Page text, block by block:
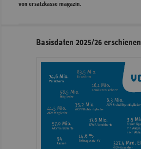
von ersatzkasse magazin.
Seitennavigation
Seitenleiste
Informationen
Basisdaten 2025/26 erschienen